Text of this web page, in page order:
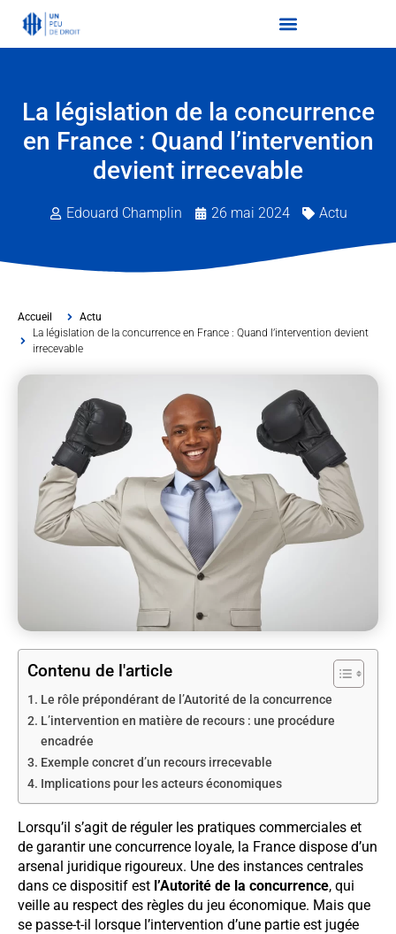
La législation de la concurrence
en France : Quand l’intervention
devient irrecevable
Edouard Champlin 26 mai 2024 Actu
Accueil
Actu
La législation de la concurrence en France : Quand l’intervention devient
irrecevable
Contenu de l'article
Le rôle prépondérant de l’Autorité de la concurrence
L’intervention en matière de recours : une procédure
encadrée
Exemple concret d’un recours irrecevable
Implications pour les acteurs économiques
Lorsqu’il s’agit de réguler les pratiques commerciales et
de garantir une concurrence loyale, la France dispose d’un
arsenal juridique rigoureux. Une des instances centrales
dans ce dispositif est l’Autorité de la concurrence, qui
veille au respect des règles du jeu économique. Mais que
se passe-t-il lorsque l’intervention d’une partie est jugée